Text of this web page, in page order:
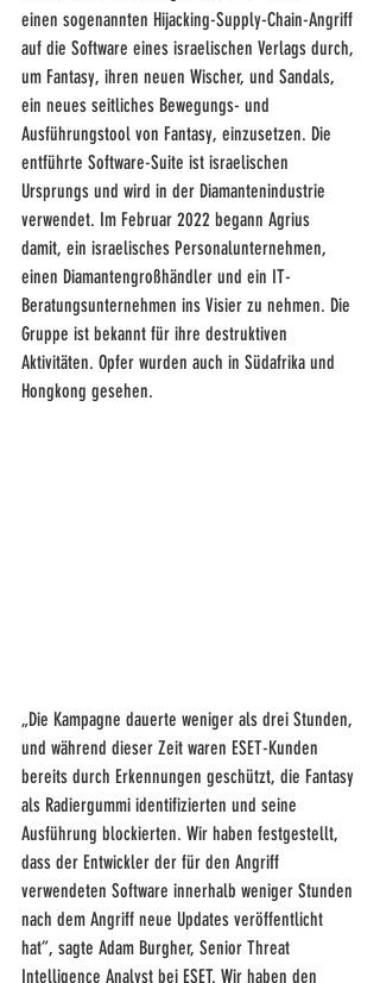
einen sogenannten Hijacking-Supply-Chain-Angriff
auf die Software eines israelischen Verlags durch,
um Fantasy, ihren neuen Wischer, und Sandals,
ein neues seitliches Bewegungs- und
Ausführungstool von Fantasy, einzusetzen. Die
entführte Software-Suite ist israelischen
Ursprungs und wird in der Diamantenindustrie
verwendet. Im Februar 2022 begann Agrius
damit, ein israelisches Personalunternehmen,
einen Diamantengroßhändler und ein IT-
Beratungsunternehmen ins Visier zu nehmen. Die
Gruppe ist bekannt für ihre destruktiven
Aktivitäten. Opfer wurden auch in Südafrika und
Hongkong gesehen.
„Die Kampagne dauerte weniger als drei Stunden,
und während dieser Zeit waren ESET-Kunden
bereits durch Erkennungen geschützt, die Fantasy
als Radiergummi identifizierten und seine
Ausführung blockierten. Wir haben festgestellt,
dass der Entwickler der für den Angriff
verwendeten Software innerhalb weniger Stunden
nach dem Angriff neue Updates veröffentlicht
hat“, sagte Adam Burgher, Senior Threat
Intelligence Analyst bei ESET. Wir haben den